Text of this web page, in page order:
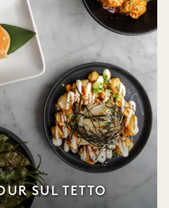
SUL TETTO